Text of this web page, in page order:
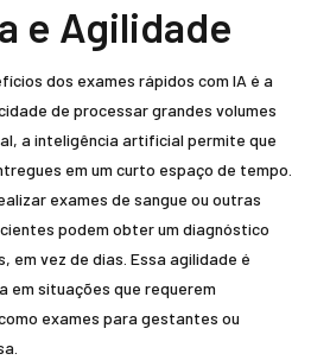
e Agilidade
dos exames rápidos com IA é a
de processar grandes volumes
a inteligência artificial permite que
em um curto espaço de tempo.
exames de sangue ou outras
podem obter um diagnóstico
em vez de dias. Essa agilidade é
em situações que requerem
exames para gestantes ou